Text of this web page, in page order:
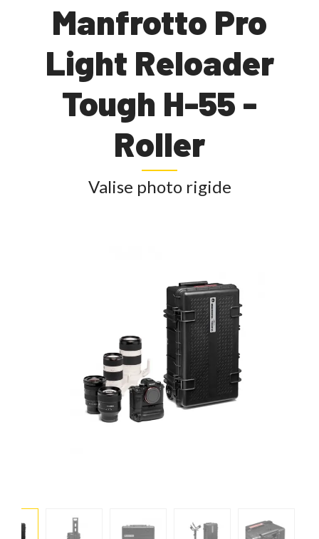
Manfrotto Pro
Light Reloader
Tough H-55 -
Roller
Valise photo rigide